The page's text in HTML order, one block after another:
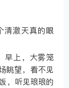
清澈天真的眼
早上，大雾笼
眺望，看不见
，听见琅琅的